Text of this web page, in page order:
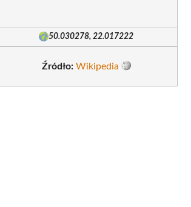
50.030278, 22.017222
Źródło: Wikipedia